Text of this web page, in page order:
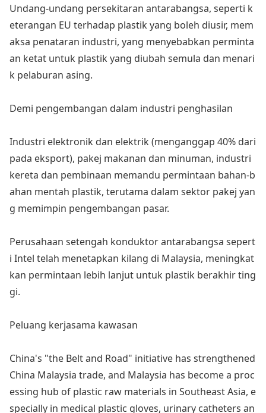
Undang-undang persekitaran antarabangsa, seperti k
eterangan EU terhadap plastik yang boleh diusir, mem
aksa penataran industri, yang menyebabkan perminta
an ketat untuk plastik yang diubah semula dan menari
k pelaburan asing.
Demi pengembangan dalam industri penghasilan
Industri elektronik dan elektrik (menganggap 40% dari
pada eksport), pakej makanan dan minuman, industri
kereta dan pembinaan memandu permintaan bahan-b
ahan mentah plastik, terutama dalam sektor pakej yan
g memimpin pengembangan pasar.
Perusahaan setengah konduktor antarabangsa sepert
i Intel telah menetapkan kilang di Malaysia, meningkat
kan permintaan lebih lanjut untuk plastik berakhir ting
gi.
Peluang kerjasama kawasan
China's "the Belt and Road" initiative has strengthened
China Malaysia trade, and Malaysia has become a proc
essing hub of plastic raw materials in Southeast Asia, e
specially in medical plastic gloves, urinary catheters an